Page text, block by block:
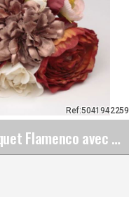
Bouquet Flamenco avec Fleurs Dans les Tons de&hellip;
Ref:5041942259